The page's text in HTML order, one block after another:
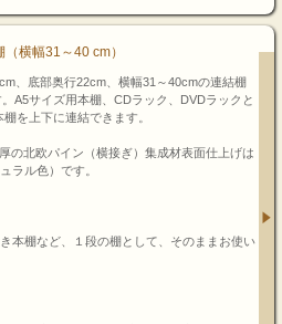
横幅31～40 cm）
、底部奥行22cm、横幅31～40cmの連結棚
A5サイズ用本棚、CDラック、DVDラックと
を上下に連結できます。
の北欧パイン（横接ぎ）集成材表面仕上げは
ラル色）です。
本棚など、１段の棚として、そのままお使い